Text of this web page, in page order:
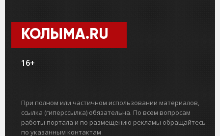
КОЛЫМА.RU
16+
При полном или частичном использовании материалов,
ссылка (гиперссылка) обязательна. По всем вопросам
работы портала и по размещению рекламы обращайтесь
по указанным контактам